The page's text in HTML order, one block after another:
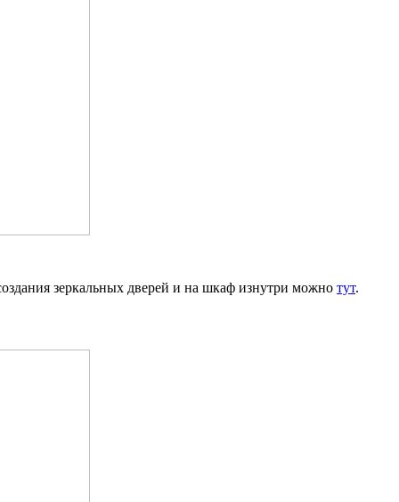
зеркальных дверей и на шкаф изнутри можно тут.